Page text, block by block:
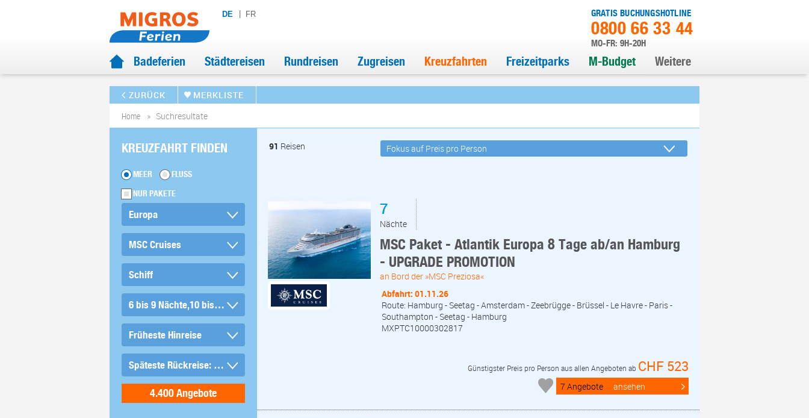
DE FR GRATIS BUCHUNGSHOTLINE
0800 66 33 44
MO-FR: 9H-20H
Badeferien Städtereisen Rundreisen Zugreisen Kreuzfahrten Freizeitparks M-Budget Weitere
ZURÜCK
MERKLISTE
Home
Suchresultate
KREUZFAHRT FINDEN
MEER
FLUSS
NUR PAKETE
91 Reisen
7
Nächte
MSC Paket - Atlantik Europa 8 Tage ab/an Hamburg
- UPGRADE PROMOTION
an Bord der »MSC Preziosa«
Abfahrt: 01.11.26
Route: Hamburg - Seetag - Amsterdam - Zeebrügge - Brüssel - Le Havre - Paris -
Southampton - Seetag - Hamburg
MXPTC10000302817
Günstigster Preis pro Person aus allen Angeboten ab CHF 523
7 Angebote ansehen